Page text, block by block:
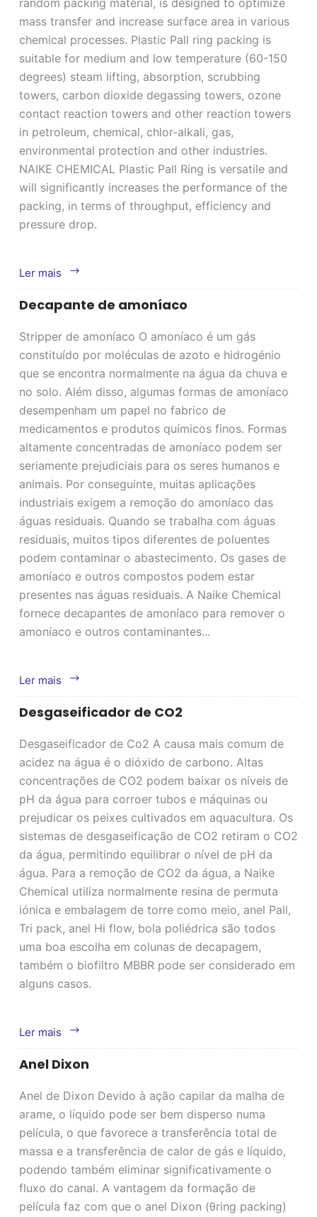
random packing material, is designed to optimize
mass transfer and increase surface area in various
chemical processes. Plastic Pall ring packing is
suitable for medium and low temperature (60-150
degrees) steam lifting, absorption, scrubbing
towers, carbon dioxide degassing towers, ozone
contact reaction towers and other reaction towers
in petroleum, chemical, chlor-alkali, gas,
environmental protection and other industries.
NAIKE CHEMICAL Plastic Pall Ring is versatile and
will significantly increases the performance of the
packing, in terms of throughput, efficiency and
pressure drop.
Ler mais
Anel
Pall
de
Decapante de amoníaco
Stripper de amoníaco O amoníaco é um gás
constituído por moléculas de azoto e hidrogénio
que se encontra normalmente na água da chuva e
no solo. Além disso, algumas formas de amoníaco
desempenham um papel no fabrico de
medicamentos e produtos químicos finos. Formas
altamente concentradas de amoníaco podem ser
seriamente prejudiciais para os seres humanos e
animais. Por conseguinte, muitas aplicações
industriais exigem a remoção do amoníaco das
águas residuais. Quando se trabalha com águas
residuais, muitos tipos diferentes de poluentes
podem contaminar o abastecimento. Os gases de
amoníaco e outros compostos podem estar
presentes nas águas residuais. A Naike Chemical
fornece decapantes de amoníaco para remover o
amoníaco e outros contaminantes...
Ler mais
Decapante
de
amoníaco
Desgaseificador de CO2
Desgaseificador de Co2 A causa mais comum de
acidez na água é o dióxido de carbono. Altas
concentrações de CO2 podem baixar os níveis de
pH da água para corroer tubos e máquinas ou
prejudicar os peixes cultivados em aquacultura. Os
sistemas de desgaseificação de CO2 retiram o CO2
da água, permitindo equilibrar o nível de pH da
água. Para a remoção de CO2 da água, a Naike
Chemical utiliza normalmente resina de permuta
iónica e embalagem de torre como meio, anel Pall,
Tri pack, anel Hi flow, bola poliédrica são todos
uma boa escolha em colunas de decapagem,
também o biofiltro MBBR pode ser considerado em
alguns casos.
Ler mais
Desgaseificador
de
CO2
Anel Dixon
Anel de Dixon Devido à ação capilar da malha de
arame, o líquido pode ser bem disperso numa
película, o que favorece a transferência total de
massa e a transferência de calor de gás e líquido,
podendo também eliminar significativamente o
fluxo do canal. A vantagem da formação de
película faz com que o anel Dixon (θring packing)